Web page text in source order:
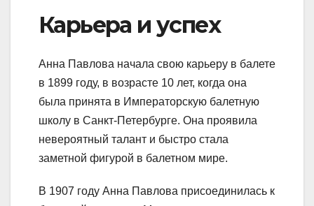
Карьера и успех
Анна Павлова начала свою карьеру в балете
в 1899 году, в возрасте 10 лет, когда она
была принята в Императорскую балетную
школу в Санкт-Петербурге. Она проявила
невероятный талант и быстро стала
заметной фигурой в балетном мире.
В 1907 году Анна Павлова присоединилась к